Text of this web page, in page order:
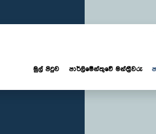
මුල් පිටුව පාර්ලි‌මේන්තුවේ මන්ත්‍රීවරු